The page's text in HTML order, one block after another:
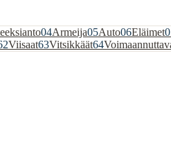
04Armeija05Auto06Eläimet
Viisaat63Vitsikkäät64